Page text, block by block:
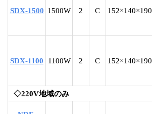
SDX-1500 1500W 2 C 152×140×190
SDX-1100 1100W 2 C 152×140×190
◇220V地域のみ